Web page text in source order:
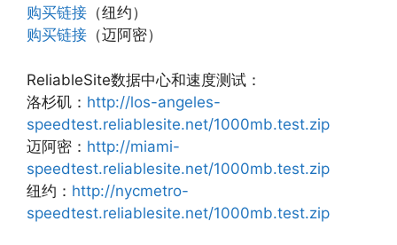
购买链接 （纽约）
购买链接 （迈阿密）
ReliableSite数据中心和速度测试：
洛杉矶： http://los-angeles-
speedtest.reliablesite.net/1000mb.test.zip
迈阿密： http://miami-
speedtest.reliablesite.net/1000mb.test.zip
纽约： http://nycmetro-
speedtest.reliablesite.net/1000mb.test.zip